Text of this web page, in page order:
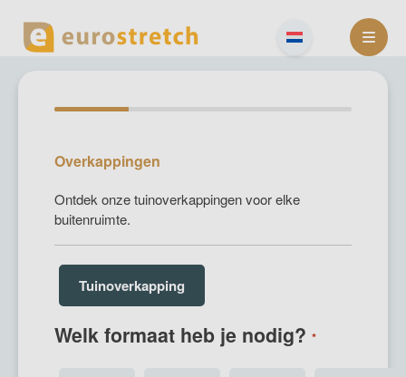
content
Overkappingen
Ontdek onze tuinoverkappingen voor elke
buitenruimte.
Keuze
formaat
Tuinoverkapping
Welk formaat heb je nodig? *